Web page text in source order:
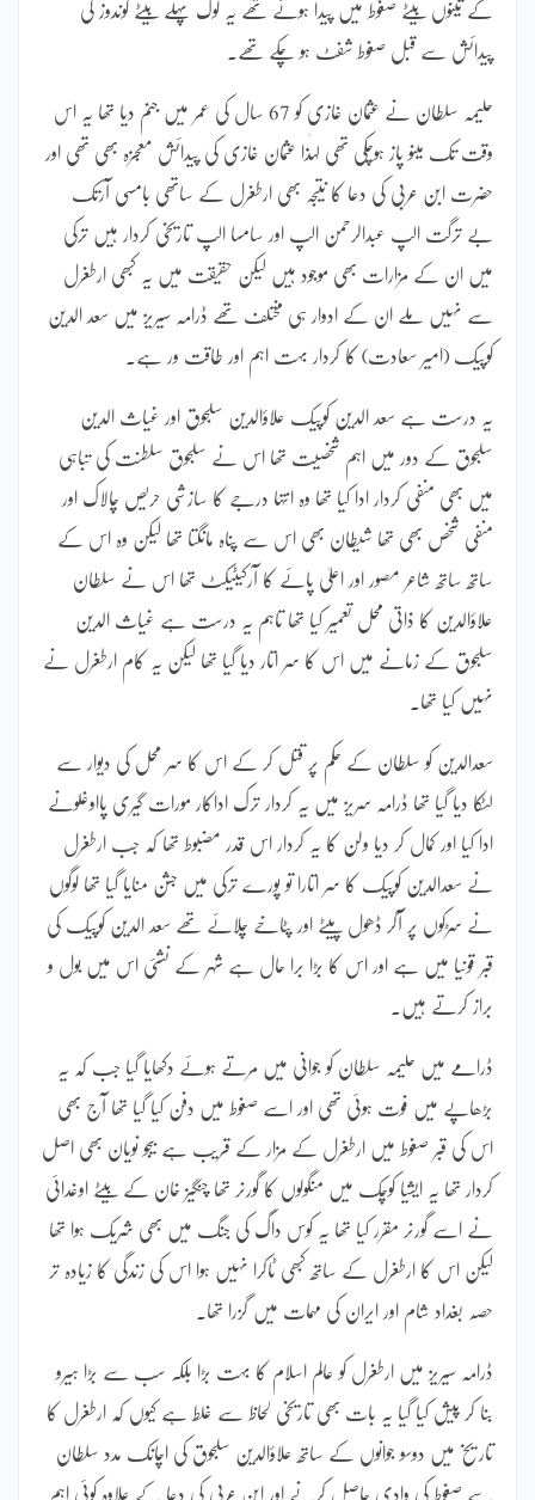
کے تینوں بیٹے صغوط میں پیدا ہوئے تھے یہ لوگ پہلے بیٹے گوندوز کی
پیدائش سے قبل صغوط شفٹ ہو چکے تھے۔
حلیمہ سلطان نے عثمان غازی کو 67 سال کی عمر میں جنم دیا تھا یہ اس
وقت تک مینو پاز ہوچکی تھی لہٰذا عثمان غازی کی پیدائش معجزہ بھی تھی اور
حضرت ابن عربی کی دعا کا نتیجہ بھی ارطغرل کے ساتھی بامسی آرتک
بے ترگت الپ عبدالرحمن الپ اور سامسا الپ تاریخی کردار ہیں ترکی
میں ان کے مزارات بھی موجود ہیں لیکن حقیقت میں یہ کبھی ارطغرل
سے نہیں ملے ان کے ادوار ہی مختلف تھے ڈرامہ سیریز میں سعد الدین
کوپیک (امیر سعادت) کا کردار بہت اہم اور طاقت ور ہے۔
یہ درست ہے سعد الدین کوپیک علاؤالدین سلجوق اور غیاث الدین
سلجوق کے دور میں اہم شخصیت تھا اس نے سلجوق سلطنت کی تباہی
میں بھی منفی کردار ادا کیا تھا وہ انتہا درجے کا سازشی حریص چالاک اور
منفی شخص بھی تھا شیطان بھی اس سے پناہ مانگتا تھا لیکن وہ اس کے
ساتھ ساتھ شاعر مصور اور اعلیٰ پائے کا آرکیٹیکٹ تھا اس نے سلطان
علاؤالدین کا ذاتی محل تعمیر کیا تھا تاہم یہ درست ہے غیاث الدین
سلجوق کے زمانے میں اس کا سر اتار دیا گیا تھا لیکن یہ کام ارطغرل نے
نہیں کیا تھا۔
سعدالدین کو سلطان کے حکم پر قتل کر کے اس کا سر محل کی دیوار سے
لٹکا دیا گیا تھا ڈرامہ سریز میں یہ کردار ترک اداکار مورات گیری پااوغلونے
ادا کیا اور کمال کر دیا ولن کا یہ کردار اس قدر مضبوط تھا کہ جب ارطغرل
نے سعدالدین کوپیک کا سر اتارا تو پورے ترکی میں جشن منایا گیا تھا لوگوں
نے سڑکوں پر آکر ڈھول پیٹے اور پٹاخے چلائے تھے سعد الدین کوپیک کی
قبر قونیا میں ہے اور اس کا بڑا برا حال ہے شہر کے نشئی اس میں بول و
براز کرتے ہیں۔
ڈرامے میں حلیمہ سلطان کو جوانی میں مرتے ہوئے دکھایا گیا جب کہ یہ
بڑھاپے میں فوت ہوئی تھی اور اسے صغوط میں دفن کیا گیا تھا آج بھی
اس کی قبر صغوط میں ارطغرل کے مزار کے قریب ہے بیجو نویان بھی اصل
کردار تھا یہ ایشیا کوچک میں منگولوں کا گورنر تھا چنگیز خان کے بیٹے اوغدائی
نے اسے گورنر مقرر کیا تھا یہ کوس داگ کی جنگ میں بھی شریک ہوا تھا
لیکن اس کا ارطغرل کے ساتھ کبھی ٹاکرا نہیں ہوا اس کی زندگی کا زیادہ تر
حصہ بغداد شام اور ایران کی مہمات میں گزرا تھا۔
ڈرامہ سیریز میں ارطغرل کو عالم اسلام کا بہت بڑا بلکہ سب سے بڑا ہیرو
بنا کر پیش کیا گیا یہ بات بھی تاریخی لحاظ سے غلط ہے کیوں کہ ارطغرل کا
تاریخ میں دوسو جوانوں کے ساتھ علاؤالدین سلجوق کی اچانک مدد سلطان
سے صغوط کی وادی حاصل کرنے اور ابن عربی کی دعا کے علاوہ کوئی اہم